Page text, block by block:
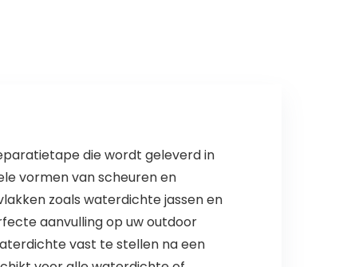
die wordt geleverd in
vormen van scheuren en
zoals waterdichte jassen en
aanvulling op uw outdoor
vast te stellen na een